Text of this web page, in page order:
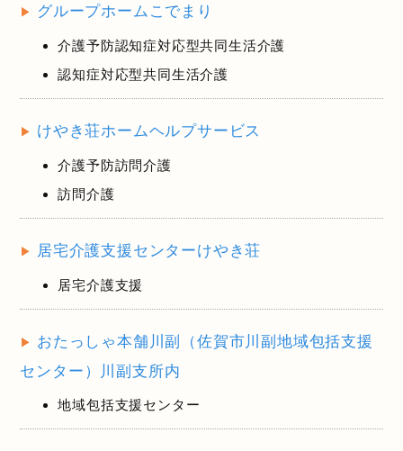
グループホームこでまり
介護予防認知症対応型共同生活介護
認知症対応型共同生活介護
けやき荘ホームヘルプサービス
介護予防訪問介護
訪問介護
居宅介護支援センターけやき荘
居宅介護支援
おたっしゃ本舗川副（佐賀市川副地域包括支援
センター）川副支所内
地域包括支援センター